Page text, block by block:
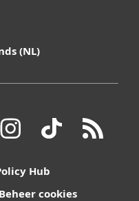
(NL)
Hub
Beheer cookies